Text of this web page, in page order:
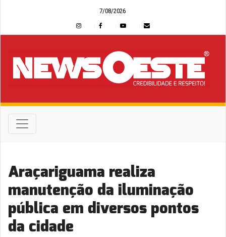
7/08/2026
Araçariguama realiza
manutenção da iluminação
pública em diversos pontos
da cidade